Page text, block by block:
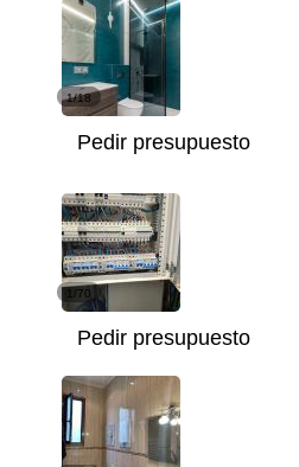
1/18
Pedir presupuesto
1/70
Pedir presupuesto